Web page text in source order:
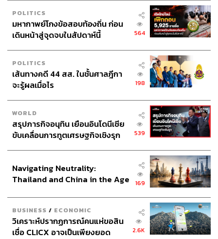
POLITICS
มหากาพย์โกงข้อสอบท้องถิ่น ก่อน
เดินหน้าสู่จุดจบในสัปดาห์นี้
564
POLITICS
เส้นทางคดี 44 สส. ในชั้นศาลฎีกา
จะรู้ผลเมื่อไร
198
WORLD
สรุปภารกิจอนุทิน เยือนอินโดนีเซีย
ขับเคลื่อนการทูตเศรษฐกิจเชิงรุก
539
Navigating Neutrality:
Thailand and China in the Age
169
BUSINESS / ECONOMIC
วิเคราะห์ปรากฏการณ์คนแห่ขอสิน
เชื่อ CLICX อาจเป็นเพียงยอด
2.6K